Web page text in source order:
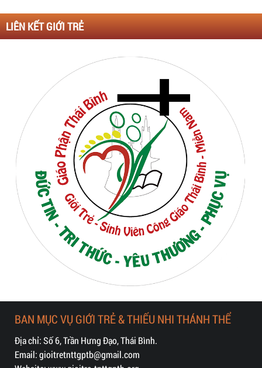
LIÊN KẾT GIỚI TRẺ
BAN MỤC VỤ GIỚI TRẺ & THIẾU NHI THÁNH THỂ
Địa chỉ: Số 6, Trần Hưng Đạo, Thái Bình.
Email: gioitretnttgptb@gmail.com